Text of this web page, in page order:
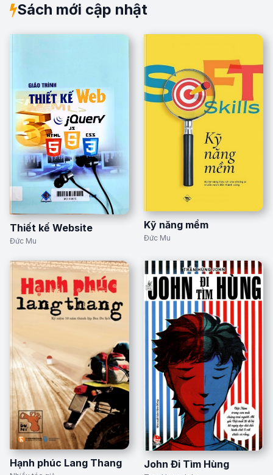
Sách mới cập nhật
Thiết kế Website
Đức Mu
Kỹ năng mềm
Đức Mu
Hạnh phúc Lang Thang John Đi Tìm Hùng